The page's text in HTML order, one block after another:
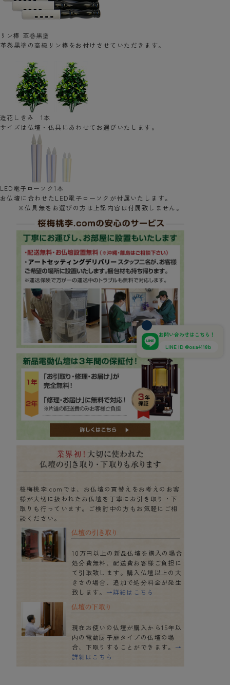
リン棒 革巻黒塗
革巻黒塗の高級リン棒をお付けさせていただきます。
造花しきみ 1本
サイズは仏壇・仏具にあわせてお選びいたします。
LED電子ローソク1本
お仏壇に合わせたLED電子ローソクが付属いたします。
※仏具無をお選びの方は上記内容は付属致しません。
桜梅桃李.comでは、お仏壇の買替えをお考えのお客
様が大切に扱われたお仏壇を丁寧にお引き取り・下
取りも行っています。ご検討中の方もお気軽にご相
談ください。
10万円以上の新品仏壇を購入の場合
処分費無料、配送費お客様ご負担に
て引取致します。購入仏壇以上の大
きさの場合、追加で処分料金が発生
致します。 →詳細はこちら
現在お使いの仏壇が購入から15年以
内の電動厨子扉タイプの仏壇の場
合、下取りすることができます。 →
詳細はこちら
お問い合わせはこちら！
LINE ID @osa4118b